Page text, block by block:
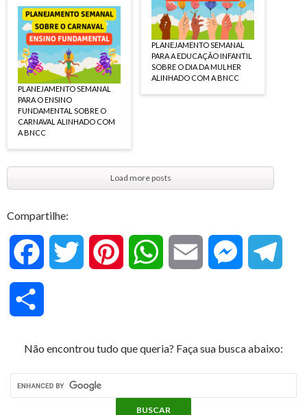
PLANEJAMENTO SEMANAL
PARA O ENSINO
FUNDAMENTAL SOBRE O
CARNAVAL ALINHADO COM
A BNCC
PLANEJAMENTO SEMANAL
PARA A EDUCAÇÃO INFANTIL
SOBRE O DIA DA MULHER
ALINHADO COM A BNCC
Load more posts
Compartilhe:
e
b
t
t
t
W
t i s
p
Não encontrou tudo que queria? Faça sua busca abaixo: